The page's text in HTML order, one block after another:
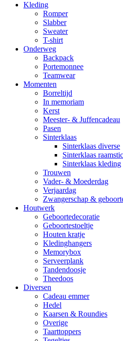
Kleding
Romper
Slabber
Sweater
T-shirt
Onderweg
Backpack
Portemonnee
Teamwear
Momenten
Borreltijd
In memoriam
Kerst
Meester- & Juffencadeau
Pasen
Sinterklaas
Sinterklaas diverse
Sinterklaas
Sinterklaas kleding
Trouwen
Vader- & Moederdag
Verjaardag
Zwangerschap &
Houtwerk
Geboortedecoratie
Geboortestoeltje
Houten kratje
Kledinghangers
Memorybox
Serveerplank
Tandendoosje
Theedoos
Diversen
Cadeau emmer
Hedel
Kaarsen & Roundies
Overige
Taarttoppers